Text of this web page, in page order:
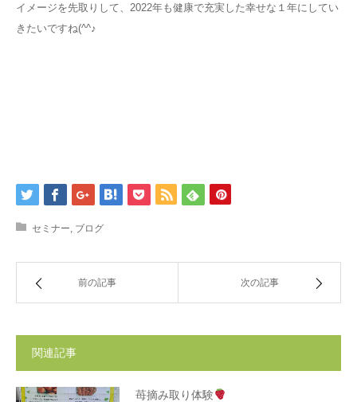
イメージを先取りして、2022年も健康で充実した幸せな１年にしてい
きたいですね(^^♪
セミナー ブログ
前の記事 次の記事
関連記事
苺摘み取り体験